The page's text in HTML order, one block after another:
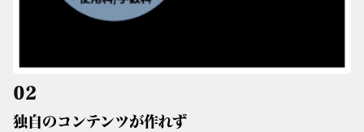
02
独自のコンテンツが作れず